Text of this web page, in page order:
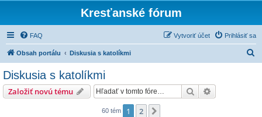
Kresťanské fórum
FAQ Prihlásiť sa
Vytvoriť účet
Obsah portálu Diskusia s katolíkmi
Diskusia s katolíkmi
Založiť novú tému Hľadať
60 tém 1 2